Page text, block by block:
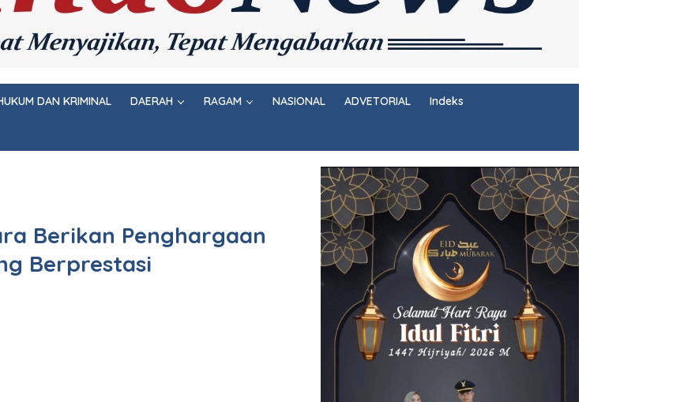
DAN KRIMINAL DAERAH RAGAM NASIONAL ADVETORIAL Indeks
Berikan Penghargaan
Berprestasi